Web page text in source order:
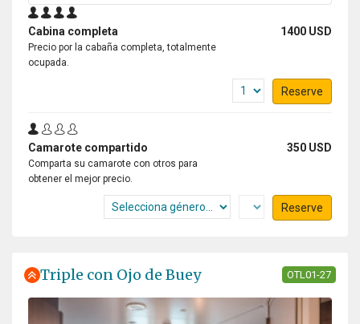
Cabina completa 1400 USD
Precio por la cabaña completa, totalmente
ocupada.
Reserve
Camarote compartido 350 USD
Comparta su camarote con otros para
obtener el mejor precio.
Reserve
Triple con Ojo de Buey OTL01-27